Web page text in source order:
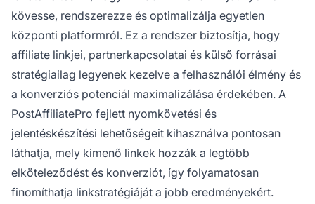
kövesse, rendszerezze és optimalizálja egyetlen
központi platformról. Ez a rendszer biztosítja, hogy
affiliate linkjei, partnerkapcsolatai és külső forrásai
stratégiailag legyenek kezelve a felhasználói élmény és
a konverziós potenciál maximalizálása érdekében. A
PostAffiliatePro fejlett nyomkövetési és
jelentéskészítési lehetőségeit kihasználva pontosan
láthatja, mely kimenő linkek hozzák a legtöbb
elköteleződést és konverziót, így folyamatosan
finomíthatja linkstratégiáját a jobb eredményekért.